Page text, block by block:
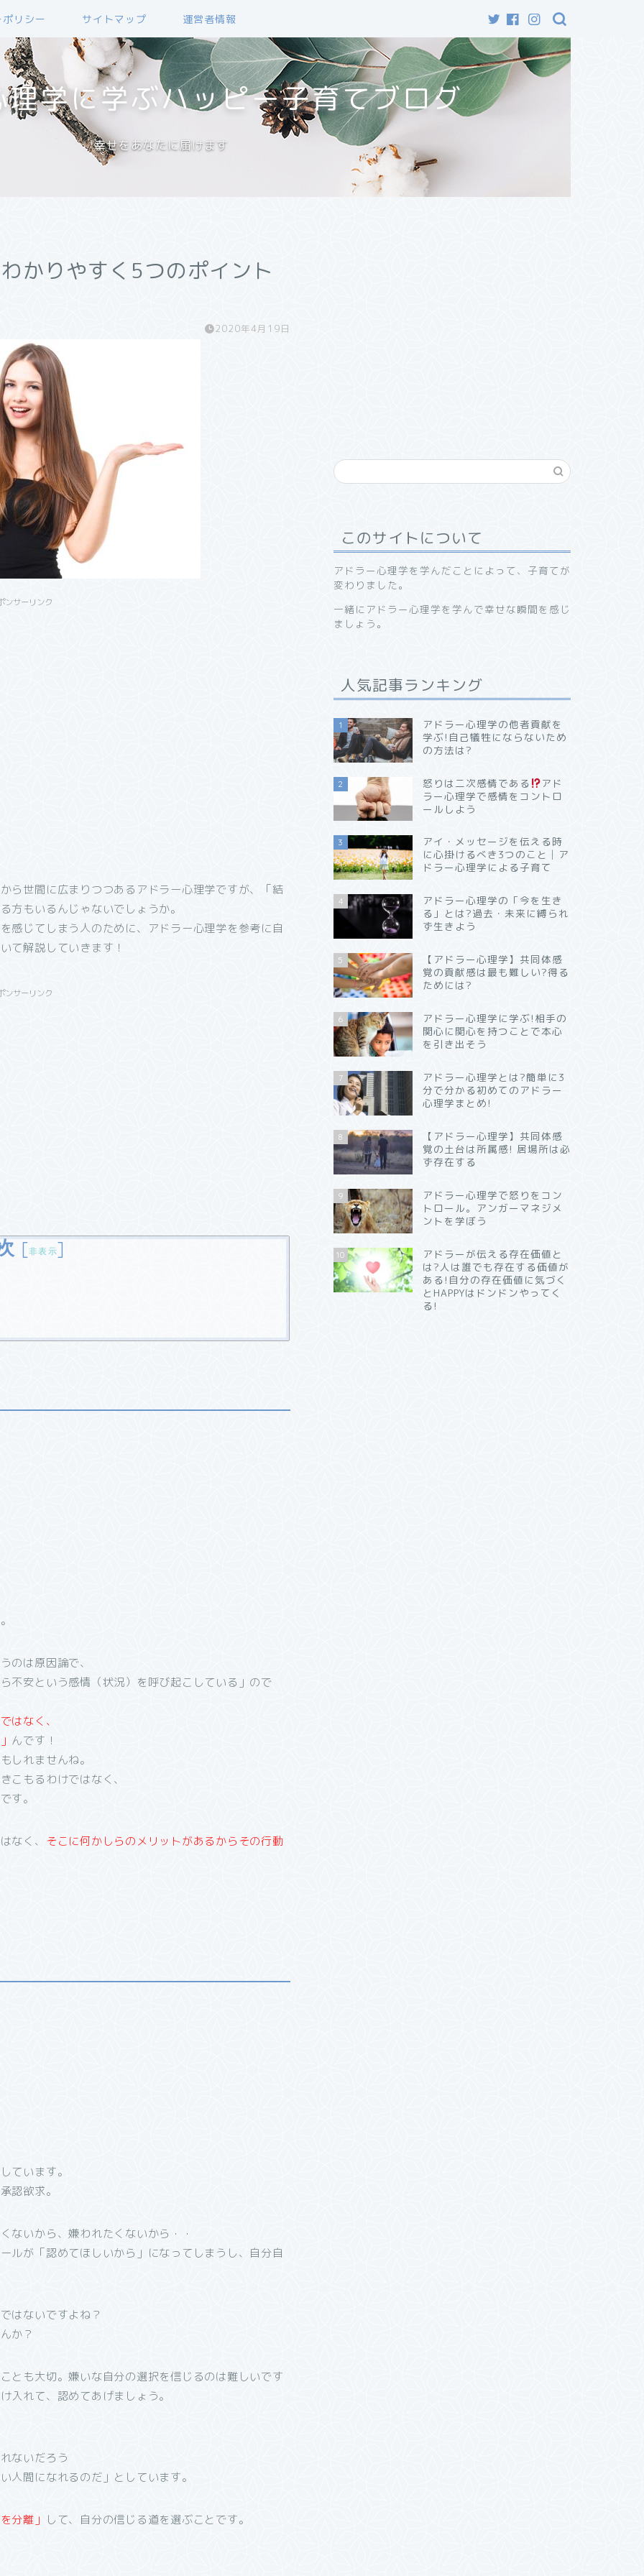
リシー サイトマップ 運営者情報
理学に学ぶハッピー子育てブログ
幸せをあなたに届けます
かりやすく5つのポイント
2020年4月19日
ンサーリンク
ら世間に広まりつつあるアドラー心理学ですが、「結
方もいるんじゃないでしょうか。
感じてしまう人のために、アドラー心理学を参考に自
て解説していきます！
ンサーリンク
[非表示]
のは原因論で、
不安という感情（状況）を呼び起こしている」ので
はなく、
んです！
しれませんね。
こもるわけではなく、
す。
なく、 そこに何かしらのメリットがあるからその行動
ています。
認欲求。
ないから、嫌われたくないから・・
ルが「認めてほしいから」になってしまうし、自分自
はないですよね？
か？
とも大切。嫌いな自分の選択を信じるのは難しいです
入れて、認めてあげましょう。
ないだろう
人間になれるのだ」としています。
分離」 して、自分の信じる道を選ぶことです。
このサイトについて
アドラー心理学を学んだことによって、子育てが
変わりました。
一緒にアドラー心理学を学んで幸せな瞬間を感じ
ましょう。
人気記事ランキング
1
アドラー心理学の他者貢献を
学ぶ!自己犠牲にならないため
の方法は?
2 怒りは二次感情である
アド
ラー心理学で感情をコントロ
ールしよう
3
アイ・メッセージを伝える時
に心掛けるべき3つのこと│ア
ドラー心理学による子育て
4
アドラー心理学の「今を生き
る」とは?過去・未来に縛られ
ず生きよう
5
【アドラー心理学】共同体感
覚の貢献感は最も難しい?得る
ためには?
6
アドラー心理学に学ぶ!相手の
関心に関心を持つことで本心
を引き出そう
7
アドラー心理学とは?簡単に3
分で分かる初めてのアドラー
心理学まとめ!
8
【アドラー心理学】共同体感
覚の土台は所属感! 居場所は必
ず存在する
9
アドラー心理学で怒りをコン
トロール。アンガーマネジメ
ントを学ぼう
10
アドラーが伝える存在価値と
は?人は誰でも存在する価値が
ある!自分の存在価値に気づく
とHAPPYはドンドンやってく
る!